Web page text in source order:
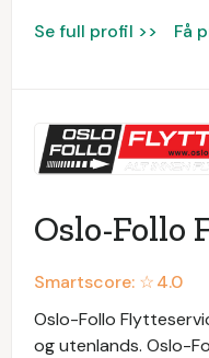
Se full profil >> Få
Oslo-Follo
Smartscore: ☆4.0
Oslo-Follo
og utenlands. Oslo-